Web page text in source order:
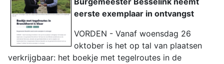
eerste exemplaar in ontvangst
VORDEN - Vanaf woensdag 26
oktober is het op tal van plaatsen
verkrijgbaar: het boekje met tegelroutes in de